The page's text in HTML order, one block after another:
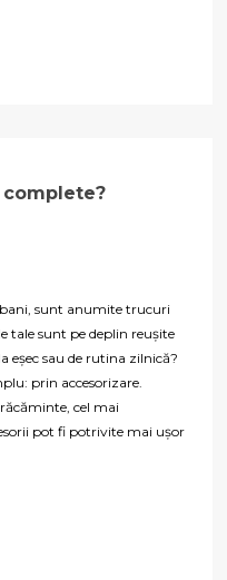
sunt anumite trucuri
tale sunt pe deplin reușite
eșec sau de rutina zilnică?
prin accesorizare.
cel mai
pot fi potrivite mai ușor